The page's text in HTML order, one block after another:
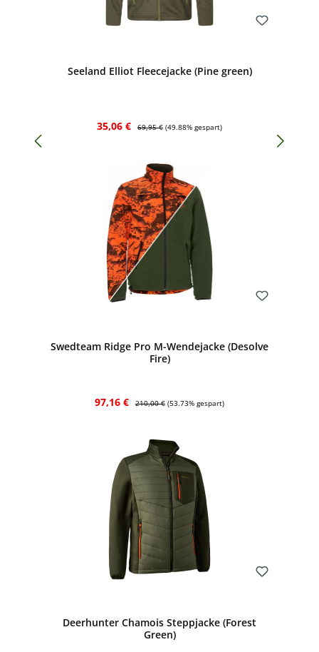
Seeland Elliot Fleecejacke (Pine green)
Verkaufspreis:
35,06 € Regulärer Preis:
69,95 € (49.88% gespart)
Swedteam Ridge Pro M-Wendejacke (Desolve
Fire)
Verkaufspreis:
97,16 € Regulärer Preis:
210,00 € (53.73% gespart)
Deerhunter Chamois Steppjacke (Forest
Green)